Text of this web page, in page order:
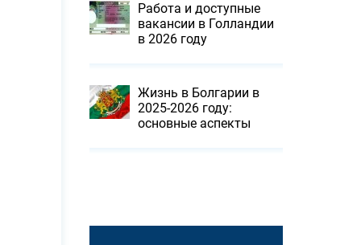
Работа и доступные
вакансии в Голландии
в 2026 году
Жизнь в Болгарии в
2025-2026 году:
основные аспекты